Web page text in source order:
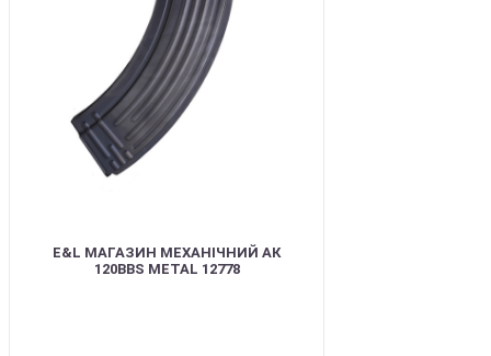
E&L МАГАЗИН МЕХАНІЧНИЙ АК
120BBS METAL 12778